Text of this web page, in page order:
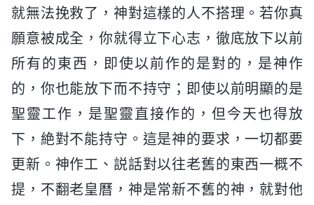
就無法挽救了，神對這樣的人不搭理。若你真
願意被成全，你就得立下心志，徹底放下以前
所有的東西，即使以前作的是對的，是神作
的，你也能放下而不持守；即使以前明顯的是
聖靈工作，是聖靈直接作的，但今天也得放
下，絶對不能持守。這是神的要求，一切都要
更新。神作工、説話對以往老舊的東西一概不
提，不翻老皇曆，神是常新不舊的神，就對他